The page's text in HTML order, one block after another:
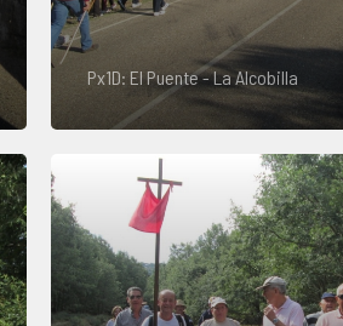
Px1D: El Puente - La Alcobilla